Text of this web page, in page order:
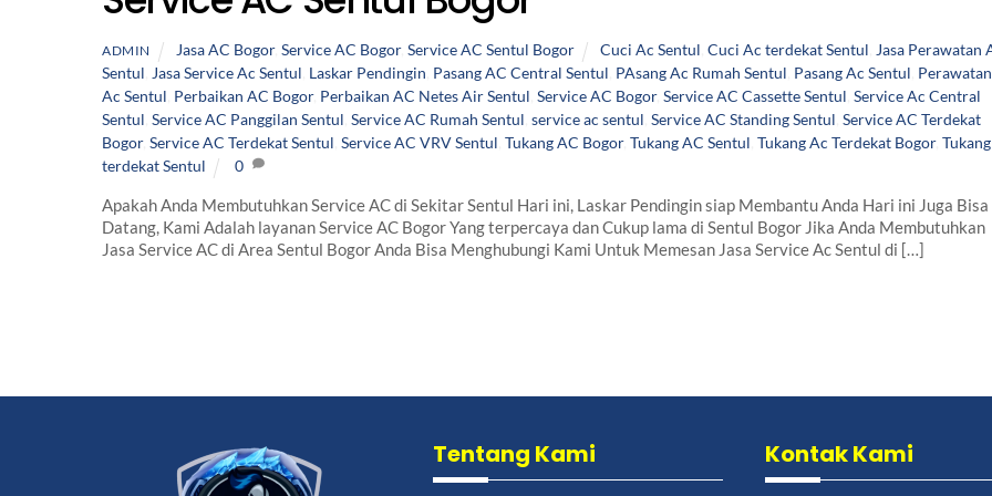
ADMIN Jasa AC Bogor,Service AC Bogor,Service AC Sentul Bogor Cuci Ac Sentul ,Cuci Ac terdekat Sentul Jasa Perawatan
Sentul Jasa Service Ac Sentul Laskar Pendingin Pasang AC Central Sentul PAsang Ac Rumah Sentul Pasang Ac Sentul Perawatan
Ac Sentul Perbaikan AC Bogor, Perbaikan AC Netes Air Sentul Service AC Bogor, Service AC Cassette Sentul Service Ac Central
Sentul Service AC Panggilan Sentul Service AC Rumah Sentul service ac sentul Service AC Standing Sentul Service AC Terdekat
Bogor, Service AC Terdekat Sentul Service AC VRV Sentul Tukang AC Bogor, Tukang AC Sentul Tukang Ac Terdekat Bogor,
terdekat Sentul
0
Apakah Anda Membutuhkan Service AC di Sekitar Sentul Hari ini, Laskar Pendingin siap Membantu Anda Hari ini Juga Bisa
Datang, Kami Adalah layanan Service AC Bogor Yang terpercaya dan Cukup lama di Sentul Bogor Jika Anda Membutuhkan
Jasa Service AC di Area Sentul Bogor Anda Bisa Menghubungi Kami Untuk Memesan Jasa Service Ac Sentul di […]
Tentang Kami Kontak Kami